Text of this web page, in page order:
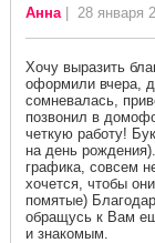
Анна| 28 января
Хочу выразить
оформили вчера,
сомневалась,
позвонил в
четкую работу!
на день
графика, совсем
хочется, чтобы
помятые)
обращусь к Вам
и знакомым.